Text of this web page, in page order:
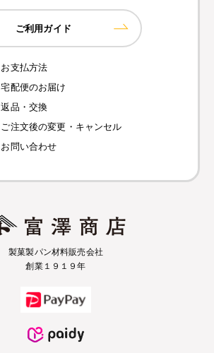
ご利用ガイド
お支払方法
宅配便のお届け
返品・交換
ご注文後の変更・キャンセル
お問い合わせ
製菓製パン材料販売会社
創業１９１９年